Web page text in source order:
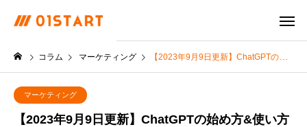
コラム マーケティング 【2023年9月9日更新】ChatGPTの始め方&使い方｜アカウント登録からビジネスでの活用法
マーケティング
【2023年9月9日更新】ChatGPTの始め方&使い方